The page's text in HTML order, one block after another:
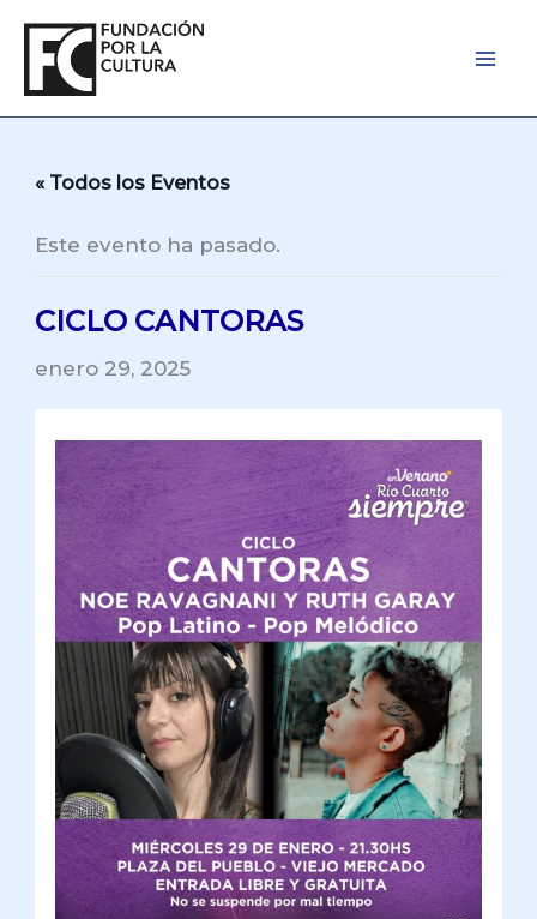
contenido
« Todos los Eventos
Este evento ha pasado.
CICLO CANTORAS
enero 29, 2025